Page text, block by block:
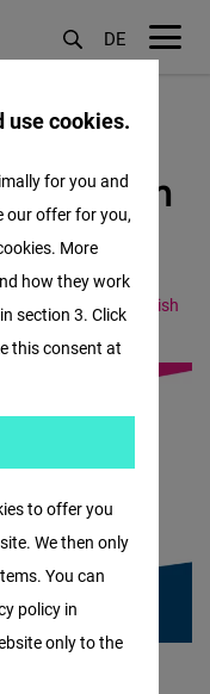
DE
Caucasus English
use cookies.
to offer you
We then only
You can
policy in
only to the
for you and
our offer for you,
More
how they work
section 3. Click
this consent at